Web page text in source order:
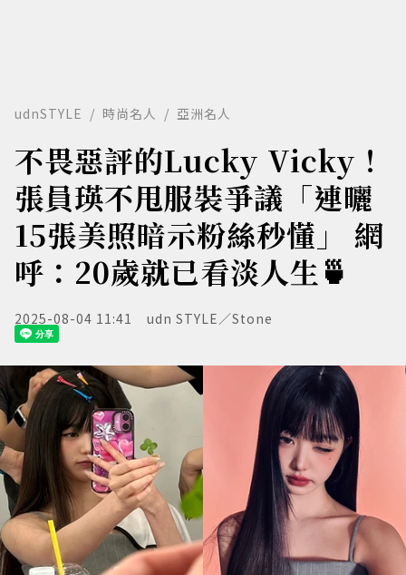
udnSTYLE 時尚名人 亞洲名人
不畏惡評的Lucky Vicky！
張員瑛不甩服裝爭議「連曬
15張美照暗示粉絲秒懂」 網
呼：20歲就已看淡人生🍵
2025-08-04 11:41 udn STYLE／Stone